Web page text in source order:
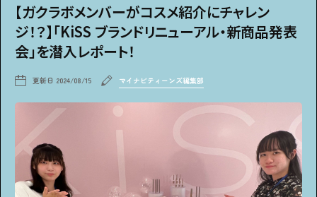
好きなカテゴリーから見る
ファッション ヘア・メイク
トレンド
社会体験
【ガクラボメンバーがコスメ紹介にチャレン
ジ！？】「KiSS ブランドリニューアル・新商品発表
会」を潜入レポート！
更新日 2024/08/15 マイナビティーンズ編集部